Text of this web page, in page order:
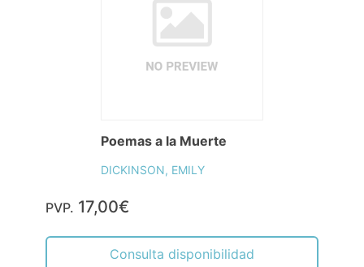
Poemas a la Muerte
DICKINSON, EMILY
PVP. 17,00€
Consulta disponibilidad